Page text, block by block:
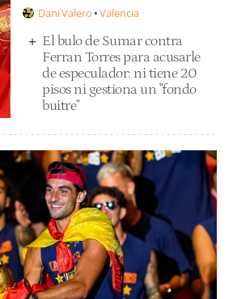
Dani Valero Valencia
El bulo de Sumar contra
Ferran Torres para acusarle
de especulador: ni tiene 20
pisos ni gestiona un "fondo
buitre"